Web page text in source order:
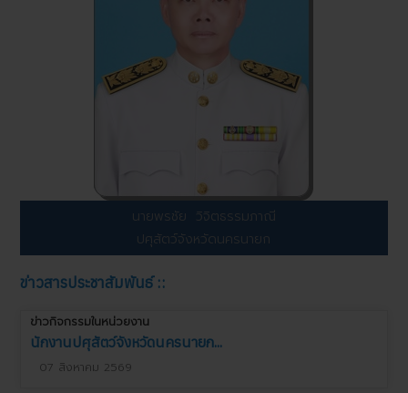
นายพรชัย วิจิตธรรมภาณี
ปศุสัตว์จังหวัดนครนายก
ข่าวสารประชาสัมพันธ์ ::
ข่าวกิจกรรมในหน่วยงาน
นักงานปศุสัตว์จังหวัดนครนายก...
07 สิงหาคม 2569